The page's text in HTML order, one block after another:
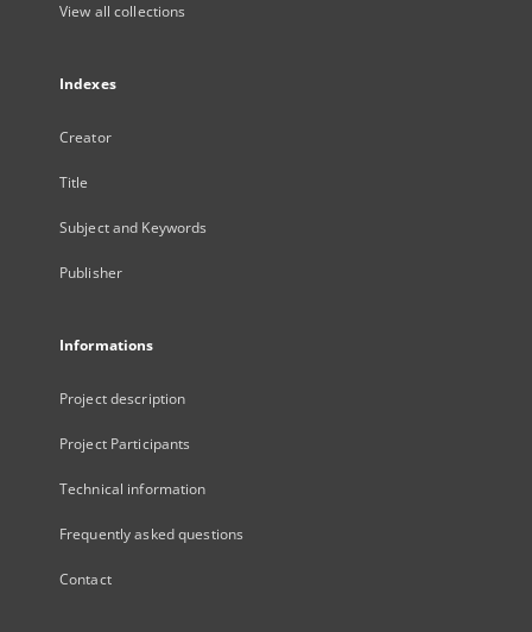
View all collections
Indexes
Creator
Title
Subject and Keywords
Publisher
Informations
Project description
Project Participants
Technical information
Frequently asked questions
Contact